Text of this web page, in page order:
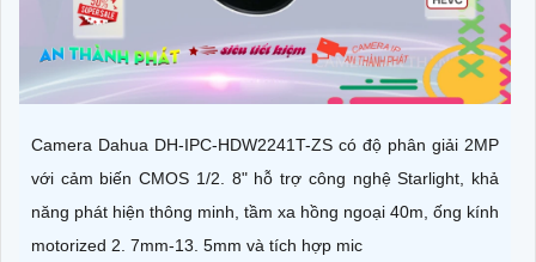
Camera Dahua DH-IPC-HDW2241T-ZS có độ phân giải 2MP
với cảm biến CMOS 1/2. 8" hỗ trợ công nghệ Starlight, khả
năng phát hiện thông minh, tầm xa hồng ngoại 40m, ống kính
motorized 2. 7mm-13. 5mm và tích hợp mic